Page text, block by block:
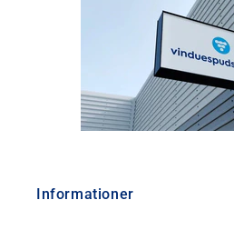
Informationer